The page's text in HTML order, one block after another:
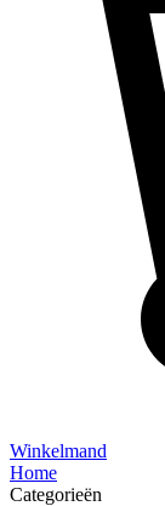
Winkelmand
Home
Categorieën